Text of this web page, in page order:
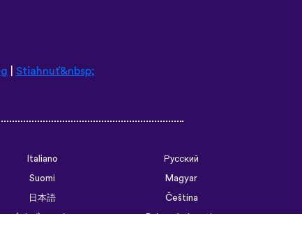
all the courses like
I think I will be doing